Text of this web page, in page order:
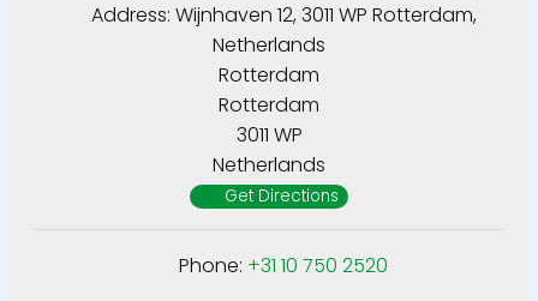
Address: Wijnhaven 12, 3011 WP Rotterdam,
Netherlands
Rotterdam
Rotterdam
3011 WP
Netherlands
Get Directions
Phone: +31 10 750 2520